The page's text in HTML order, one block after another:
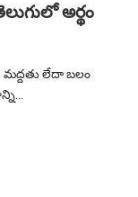
అర్థం
మద్దతు లేదా బలం